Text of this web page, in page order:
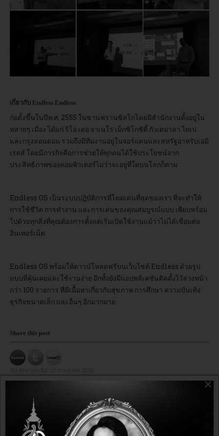
เกี่ยวกับ Endless Endless
ก่อตั้งขึ้นในปีพ.ศ. 2555 ในซานฟรานซิสโกโดยมีสำนักงานตั้งอยู่ใน
หลายๆ เมือง ได้แก่ ริโอ เดอ จาเนโร เม็กซิโกซิตี้ กัวเตมาลา ไทเป
และกรุงลอนดอน รวมถึงมีทีมงานอยู่ในจอร์แดนและสหรัฐอาหรับเอมิ
เรตส์ โดยมีภารกิจคือการช่วยให้ทุกคนได้ใช้ประโยชน์จาก
ประสิทธิภาพของคอมพิวเตอร์ไม่ว่าจะอยู่ที่ใดบนโลกก็ตาม
Endless OS เป็นระบบปฏิบัติการที่โดดเด่นที่สุดของเรา ที่จะทำให้
การใช้ชีวิต การทำงาน และการเล่นของคุณสมบูรณ์แบบ เพียบพร้อม
ไปด้วยทุกสิ่งที่คุณต้องการตั้งแต่เริ่มเปิดใช้งานแม้ว่าไม่ได้เชื่อมต่อ
อินเทอร์เน็ต
Endless OS พร้อมให้ดาวน์โหลดฟรีบนเว็บไซต์ Endless ด้วยรูป
แบบที่คุ้นเคยและใช้งานง่าย อีกทั้งยังมีแอปพลิเคชันติดตั้งไว้ล่วงหน้า
กว่า 100 รายการ ที่มีเนื้อหาเกี่ยวกับสุขภาพ การศึกษา ความบันเทิง
ธุรกิจขนาดเล็ก และอื่นๆ อีกมากมาย
Share this post
linux, opensource,
YOU MAY ALSO LIKE:
×